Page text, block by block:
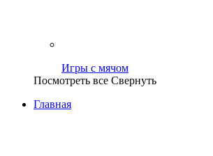
Игры с мячом
Посмотреть все Свернуть
Главная